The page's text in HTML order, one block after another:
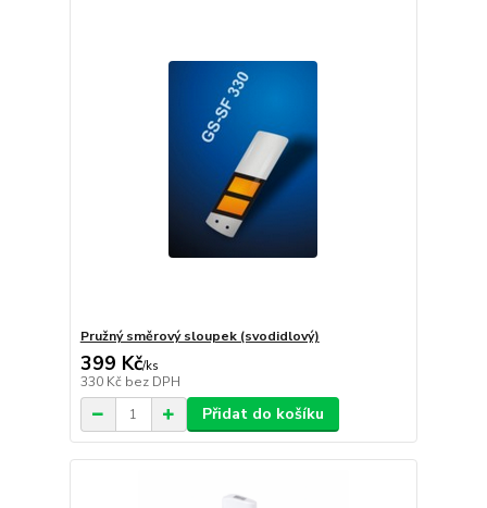
Pružný směrový sloupek (svodidlový)
399 Kč/ks
330 Kč bez DPH
Přidat do košíku